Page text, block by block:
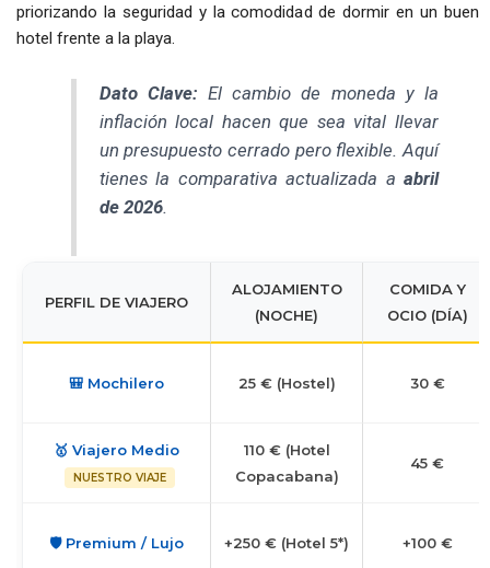
priorizando la seguridad y la comodidad de dormir en un buen
hotel frente a la playa.
Dato Clave: El cambio de moneda y la
inflación local hacen que sea vital llevar
un presupuesto cerrado pero flexible. Aquí
tienes la comparativa actualizada a abril
de 2026.
PERFIL DE VIAJERO
ALOJAMIENTO
(NOCHE)
COMIDA Y
OCIO (DÍA)
🎒 Mochilero 25 € (Hostel) 30 €
🥇 Viajero Medio
NUESTRO VIAJE
110 € (Hotel
Copacabana)
45 €
🛡️ Premium / Lujo +250 € (Hotel 5*) +100 €